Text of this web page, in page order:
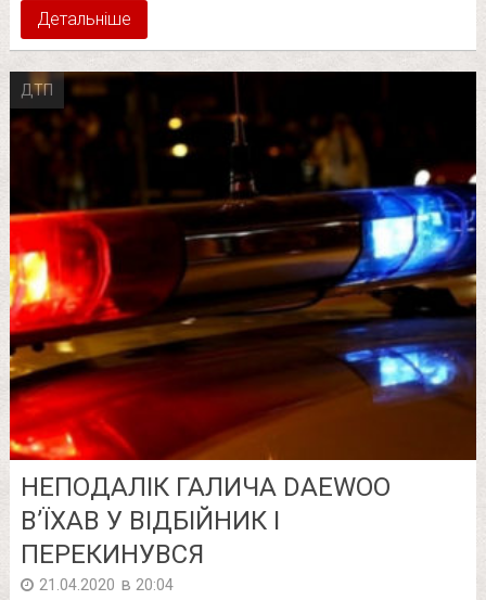
Детальніше
ДТП
НЕПОДАЛІК ГАЛИЧА DAEWOO
В’ЇХАВ У ВІДБІЙНИК І
ПЕРЕКИНУВСЯ
21.04.2020 в 20:04